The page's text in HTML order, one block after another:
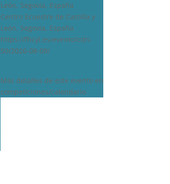
León, Segovia, España
Centro Ecuestre de Castilla y
León, Segovia, España
https://fhcyl.es/evento/cdn-
50/2026-08-09/
Más detalles de este evento en
competiciones/calendario